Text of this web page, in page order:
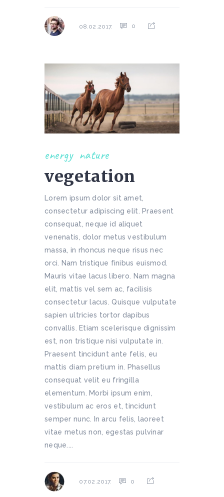
08.02.2017. 0
energy nature
vegetation
Lorem ipsum dolor sit amet,
consectetur adipiscing elit. Praesent
consequat, neque id aliquet
venenatis, dolor metus vestibulum
massa, in rhoncus neque risus nec
orci. Nam tristique finibus euismod.
Mauris vitae lacus libero. Nam magna
elit, mattis vel sem ac, facilisis
consectetur lacus. Quisque vulputate
sapien ultricies tortor dapibus
convallis. Etiam scelerisque dignissim
est, non tristique nisi vulputate in.
Praesent tincidunt ante felis, eu
mattis diam pretium in. Phasellus
consequat velit eu fringilla
elementum. Morbi ipsum enim,
vestibulum ac eros et, tincidunt
semper nunc. In arcu felis, laoreet
vitae metus non, egestas pulvinar
neque....
07.02.2017. 0